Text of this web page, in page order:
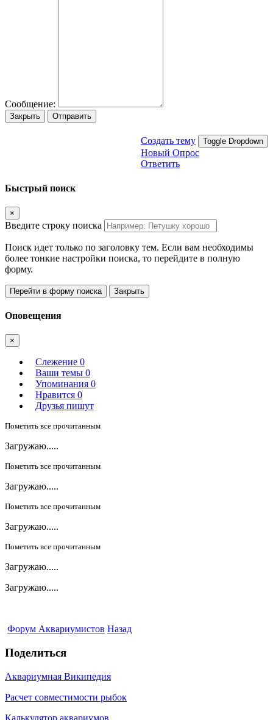
Сообщение:
Закрыть Отправить
Создать тему Toggle Dropdown
Новый Опрос
Ответить
Быстрый поиск
×
Введите строку поиска
Поиск идет только по заголовку тем. Если вам необходимы
более тонкие настройки поиска, то перейдите в полную
форму.
Перейти в форму поиска Закрыть
Оповещения
×
Слежение 0
Ваши темы 0
Упоминания 0
Нравится 0
Друзья пишут
Пометить все прочитанным
Загружаю.....
Пометить все прочитанным
Загружаю.....
Пометить все прочитанным
Загружаю.....
Пометить все прочитанным
Загружаю.....
Загружаю.....
Форум Аквариумистов Назад
Поделиться
Аквариумная Википедия
Расчет совместимости рыбок
Калькулятор аквариумов